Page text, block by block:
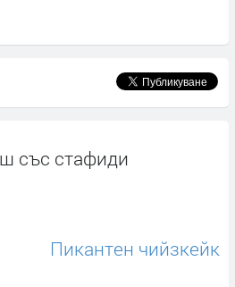
със стафиди
Пикантен чийзкейк